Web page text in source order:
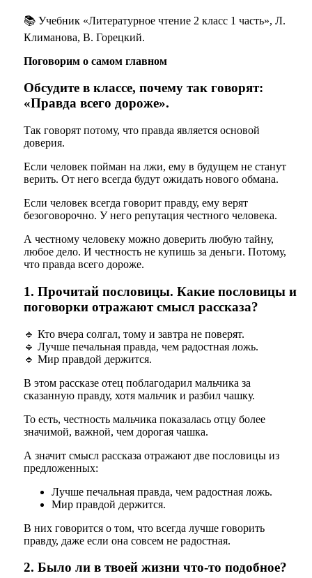
📚 Учебник «Литературное чтение 2 класс 1 часть», Л.
Климанова, В. Горецкий.
Поговорим о самом главном
Обсудите в классе, почему так говорят:
«Правда всего дороже».
Так говорят потому, что правда является основой
доверия.
Если человек пойман на лжи, ему в будущем не станут
верить. От него всегда будут ожидать нового обмана.
Если человек всегда говорит правду, ему верят
безоговорочно. У него репутация честного человека.
А честному человеку можно доверить любую тайну,
любое дело. И честность не купишь за деньги. Потому,
что правда всего дороже.
1. Прочитай пословицы. Какие пословицы и
поговорки отражают смысл рассказа?
🔹 Кто вчера солгал, тому и завтра не поверят.
🔹 Лучше печальная правда, чем радостная ложь.
🔹 Мир правдой держится.
В этом рассказе отец поблагодарил мальчика за
сказанную правду, хотя мальчик и разбил чашку.
То есть, честность мальчика показалась отцу более
значимой, важной, чем дорогая чашка.
А значит смысл рассказа отражают две пословицы из
предложенных:
Лучше печальная правда, чем радостная ложь.
Мир правдой держится.
В них говорится о том, что всегда лучше говорить
правду, даже если она совсем не радостная.
2. Было ли в твоей жизни что-то подобное?